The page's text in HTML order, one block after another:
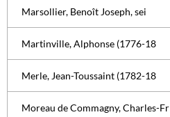
Marsollier, Benoît Joseph, sei
Martinville, Alphonse (1776-18
Merle, Jean-Toussaint (1782-18
Moreau de Commagny, Charles-Fr